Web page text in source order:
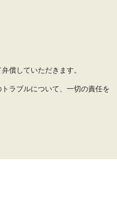
償していただきます。
ラブルについて、一切の責任を